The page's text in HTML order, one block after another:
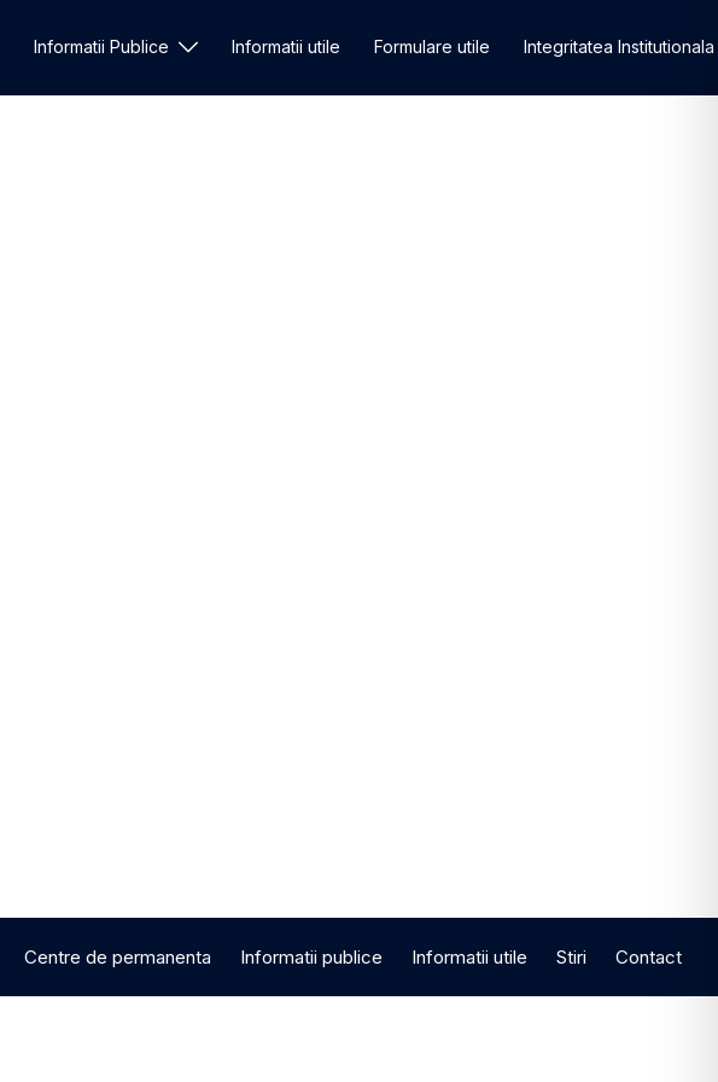
Informatii Publice Informatii utile Formulare utile Integritatea Institutionala
Centre de permanenta Informatii publice Informatii utile Stiri Contact